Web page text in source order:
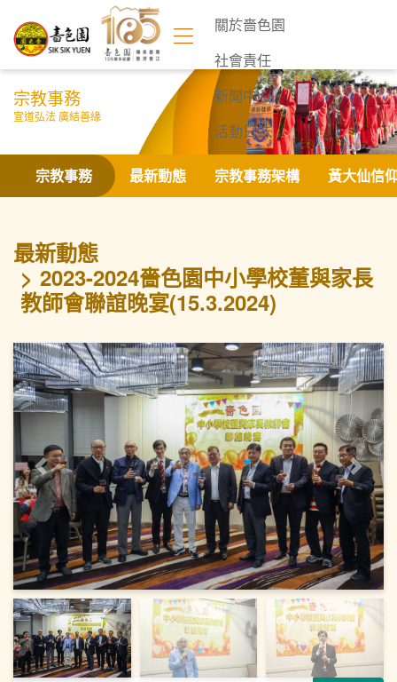
關於嗇色園
社會責任
新聞中心
活動日誌
聯絡我們
宗教事務
宣道弘法 廣結善緣
宗教事務 最新動態 宗教事務架構 黃大仙信
最新動態
2023-2024嗇色園中小學校董與家長
教師會聯誼晚宴(15.3.2024)
上一頁 下一頁